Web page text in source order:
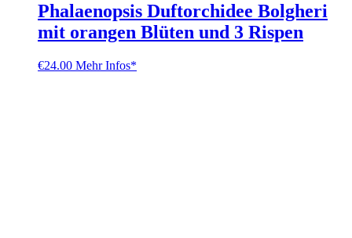
Phalaenopsis Duftorchidee Bolgheri
mit orangen Blüten und 3 Rispen
€24.00 Mehr Infos*